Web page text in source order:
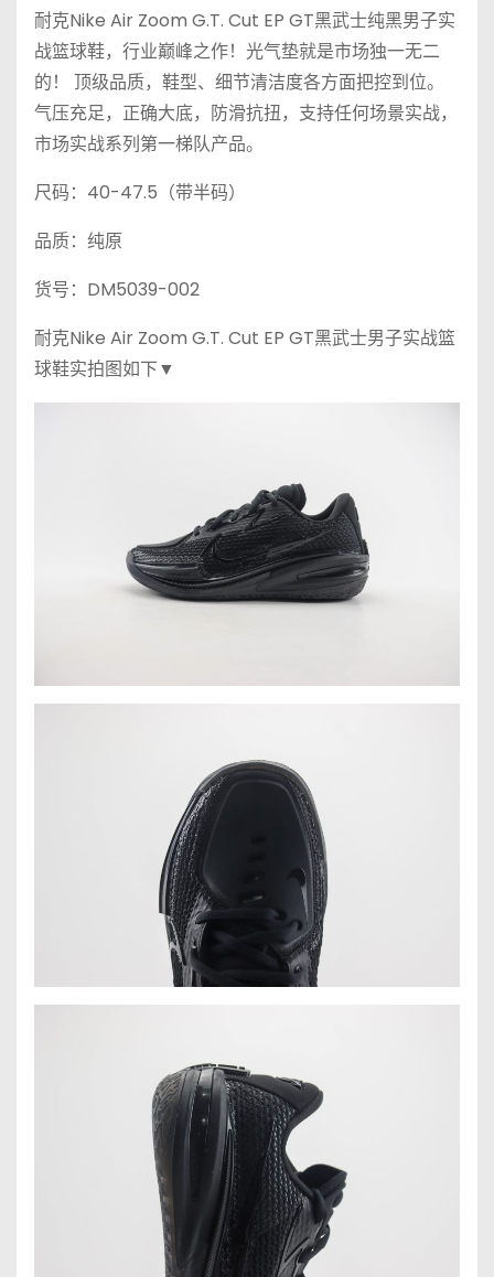
耐克Nike Air Zoom G.T. Cut EP GT黑武士纯黑男子实
战篮球鞋，行业巅峰之作！光气垫就是市场独一无二
的！ 顶级品质，鞋型、细节清洁度各方面把控到位。
气压充足，正确大底，防滑抗扭，支持任何场景实战，
市场实战系列第一梯队产品。
尺码：40-47.5（带半码）
品质：纯原
货号：DM5039-002
耐克Nike Air Zoom G.T. Cut EP GT黑武士男子实战篮
球鞋实拍图如下▼